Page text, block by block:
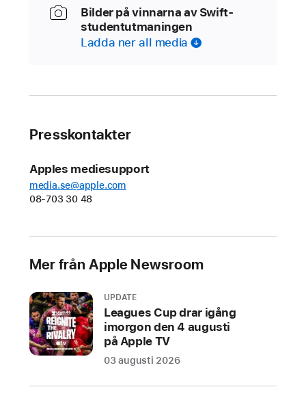
Bilder på vinnarna av Swift-
studentutmaningen
Ladda ner all media
Presskontakter
Apples mediesupport
media.se@apple.com
08-703 30 48
Mer från Apple Newsroom
UPDATE
Leagues Cup drar igång
imorgon den 4 augusti
på Apple TV
03 augusti 2026